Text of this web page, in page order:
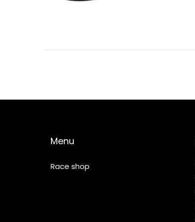
5
Menu
Race shop